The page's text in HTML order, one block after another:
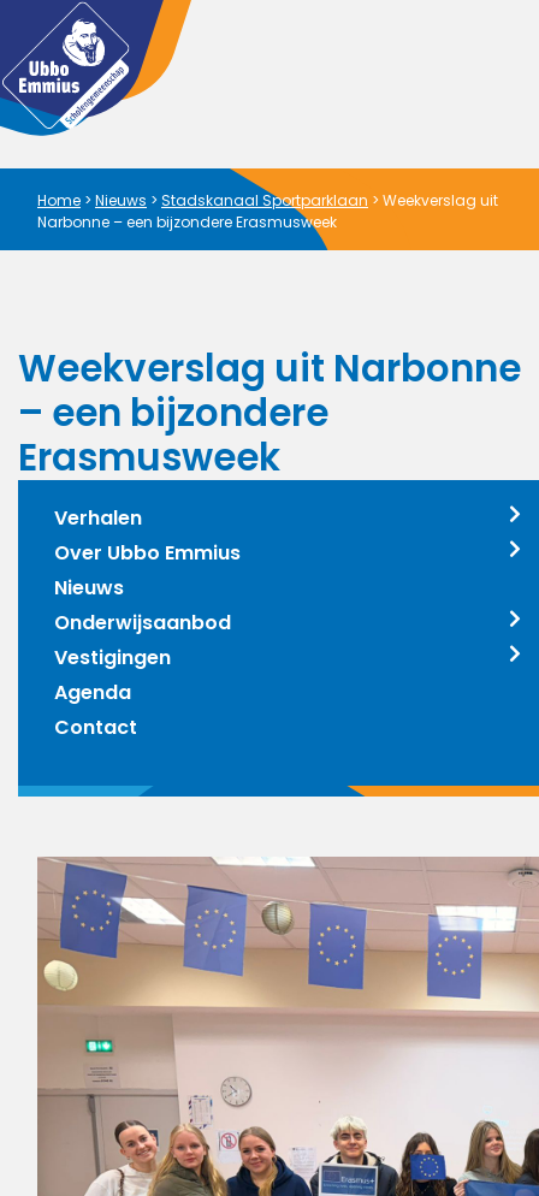
Home > Nieuws > Stadskanaal Sportparklaan > Weekverslag uit
Narbonne – een bijzondere Erasmusweek
Weekverslag uit Narbonne
– een bijzondere
Erasmusweek
Verhalen
Over Ubbo Emmius
Nieuws
Onderwijsaanbod
Vestigingen
Agenda
Contact